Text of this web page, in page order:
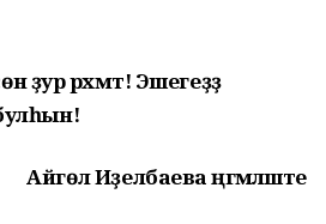
ҙур рәхмәт! Эшегеҙҙә
Айгөл Иҙелбаева әңгәмәләште